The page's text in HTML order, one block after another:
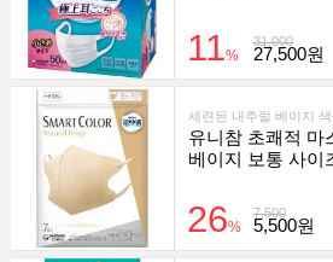
31,000
11% 27,500원
유니참 초쾌적 마
베이지 보통 사이
7,500
26% 5,500원